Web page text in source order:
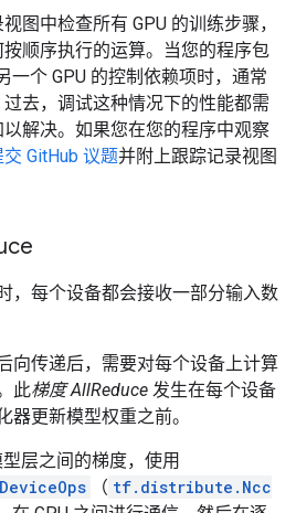
图中检查所有 GPU 的训练步骤，
顺序执行的运算。当您的程序包
一个 GPU 的控制依赖项时，通常
去，调试这种情况下的性能都需
解决。如果您在您的程序中观察
交 GitHub 议题并附上跟踪记录视图
，每个设备都会接收一部分输入数
向传递后，需要对每个设备上计算
此梯度 AllReduce 发生在每个设备
器更新模型权重之前。
层之间的梯度，使用
（ tf.distribute.Ncc